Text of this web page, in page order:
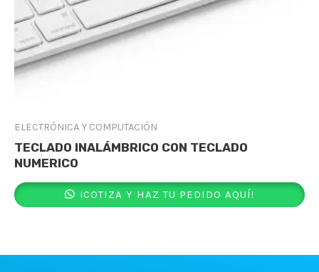
ELECTRÓNICA Y COMPUTACIÓN
TECLADO INALÁMBRICO CON TECLADO
NUMERICO
¡COTIZA Y HAZ TU PEDIDO AQUÍ!